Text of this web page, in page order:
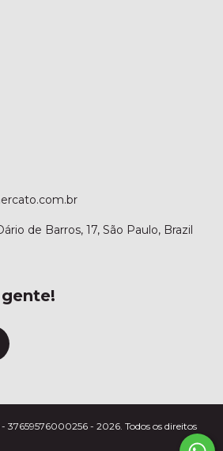
de Barros, 17, São Paulo, Brazil
- 2026. Todos os direitos